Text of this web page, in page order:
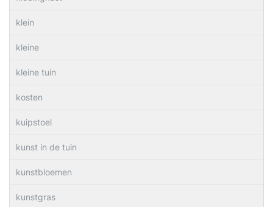
klein
kleine
kleine tuin
kosten
kuipstoel
kunst in de tuin
kunstbloemen
kunstgras